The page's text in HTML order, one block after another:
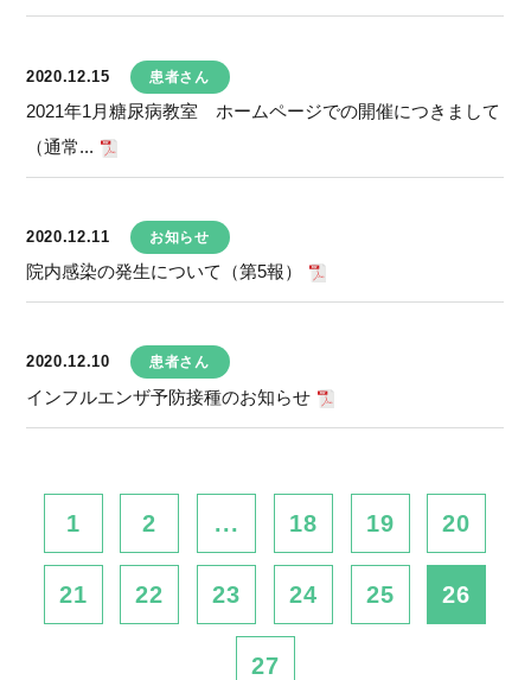
2020.12.15 患者さん
2021年1月糖尿病教室 ホームページでの開催につきまして
（通常...
2020.12.11 お知らせ
院内感染の発生について（第5報）
2020.12.10 患者さん
インフルエンザ予防接種のお知らせ
1 2 ... 18 19 20
21 22 23 24 25 26
27